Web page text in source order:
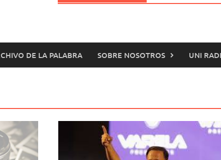
DE LA PALABRA SOBRE NOSOTROS UNI